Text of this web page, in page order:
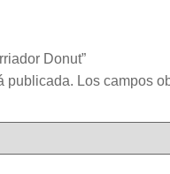
Donut”
publicada. Los campos